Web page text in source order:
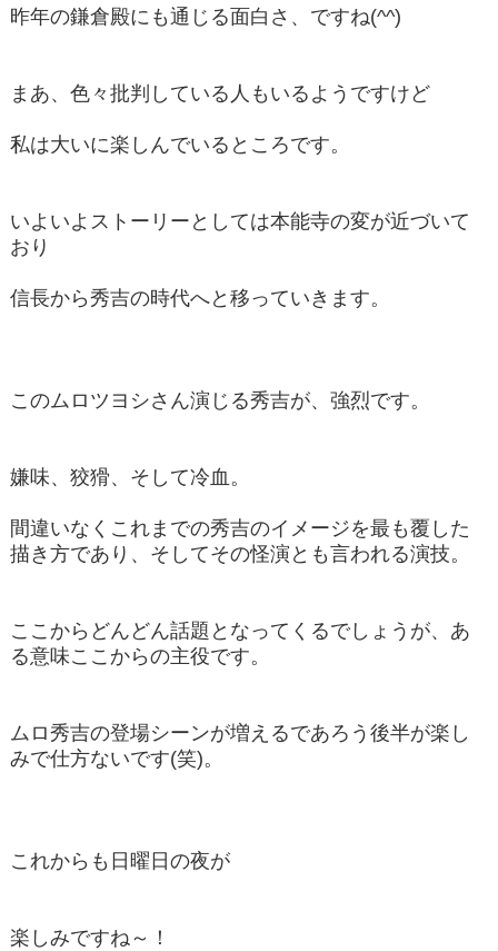
昨年の鎌倉殿にも通じる面白さ、ですね(^^)
まあ、色々批判している人もいるようですけど
私は大いに楽しんでいるところです。
いよいよストーリーとしては本能寺の変が近づいて
おり
信長から秀吉の時代へと移っていきます。
このムロツヨシさん演じる秀吉が、強烈です。
嫌味、狡猾、そして冷血。
間違いなくこれまでの秀吉のイメージを最も覆した
描き方であり、そしてその怪演とも言われる演技。
ここからどんどん話題となってくるでしょうが、あ
る意味ここからの主役です。
ムロ秀吉の登場シーンが増えるであろう後半が楽し
みで仕方ないです(笑)。
これからも日曜日の夜が
楽しみですね～！